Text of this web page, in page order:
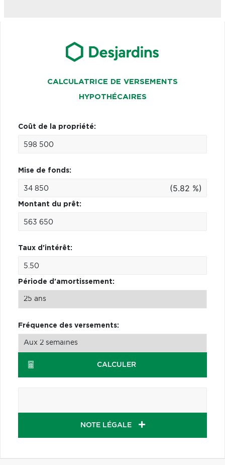
CALCULATRICE DE VERSEMENTS
HYPOTHÉCAIRES
Coût de la propriété:
Mise de fonds:
(5.82 %)
Montant du prêt:
Taux d'intérêt:
Période d'amortissement:
Fréquence des versements:
CALCULER
NOTE LÉGALE